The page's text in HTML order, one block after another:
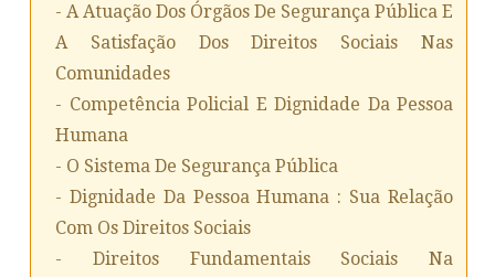
- A Atuação Dos Órgãos De Segurança Pública E
A Satisfação Dos Direitos Sociais Nas
Comunidades
- Competência Policial E Dignidade Da Pessoa
Humana
- O Sistema De Segurança Pública
- Dignidade Da Pessoa Humana : Sua Relação
Com Os Direitos Sociais
- Direitos Fundamentais Sociais Na